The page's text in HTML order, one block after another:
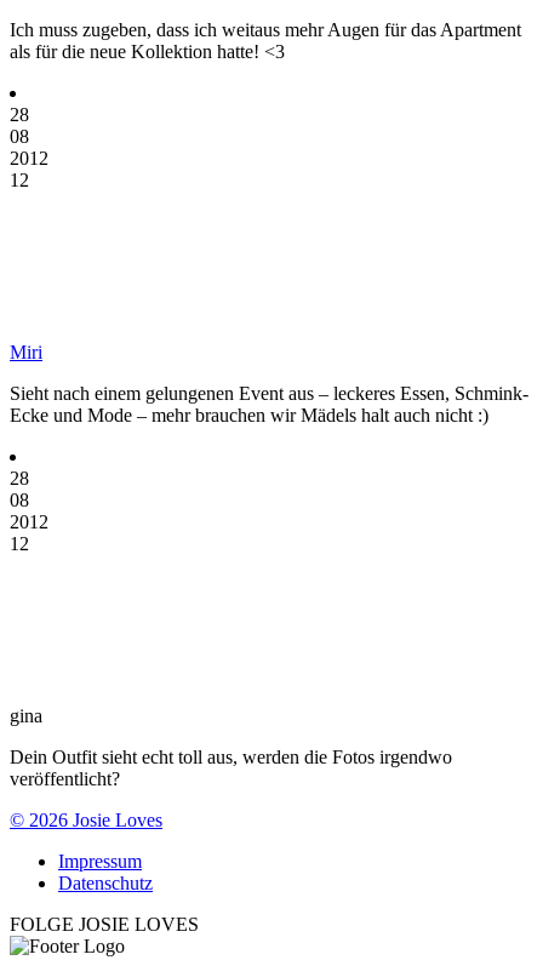
Ich muss zugeben, dass ich weitaus mehr Augen für das Apartment
als für die neue Kollektion hatte! <3
28
08
2012
12
Miri
Sieht nach einem gelungenen Event aus – leckeres Essen, Schmink-
Ecke und Mode – mehr brauchen wir Mädels halt auch nicht :)
28
08
2012
12
gina
Dein Outfit sieht echt toll aus, werden die Fotos irgendwo
veröffentlicht?
© 2026 Josie Loves
Impressum
Datenschutz
FOLGE JOSIE LOVES